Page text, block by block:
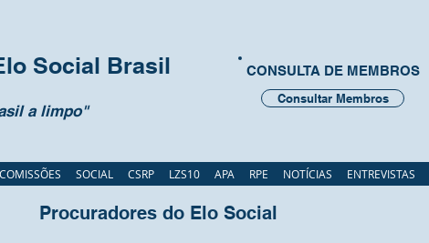
Social Brasil
a limpo"
CONSULTA DE MEMBROS
Consultar Membros
Procuradores do Elo Social
COMISSÕES SOCIAL CSRP LZS10 APA RPE NOTÍCIAS ENTREVISTAS